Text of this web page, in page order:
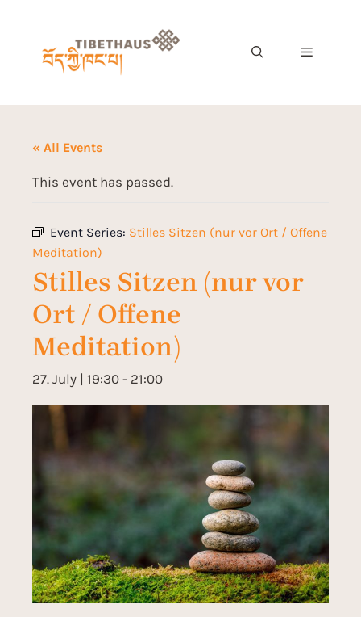
« All Events
This event has passed.
Event Series: Stilles Sitzen (nur vor Ort / Offene
Meditation)
Stilles Sitzen (nur vor
Ort / Offene
Meditation)
27. July | 19:30 - 21:00